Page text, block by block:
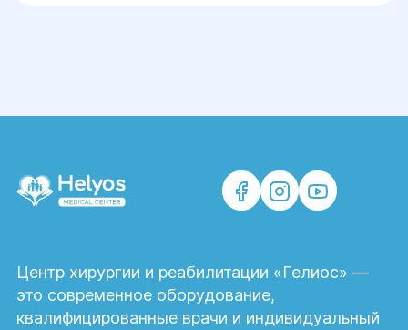
абдоминопластики?
Операция позволяет устранить избыток
передней брюшной стенки и улучшить
пропорции фигуры.
Центр хирургии и реабилитации «Гелиос» —
это современное оборудование,
квалифицированные врачи и индивидуальный